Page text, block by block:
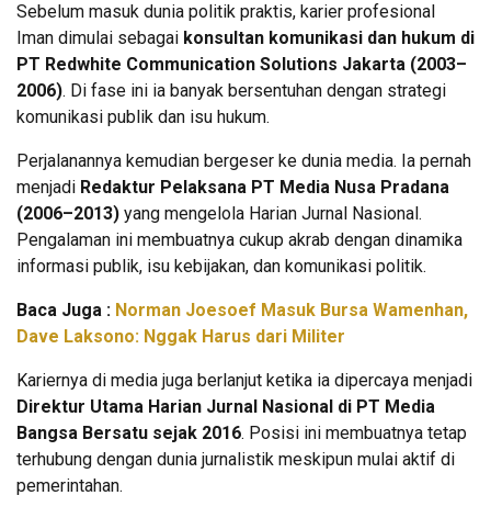
Sebelum masuk dunia politik praktis, karier profesional
Iman dimulai sebagai konsultan komunikasi dan hukum di
PT Redwhite Communication Solutions Jakarta (2003–
2006). Di fase ini ia banyak bersentuhan dengan strategi
komunikasi publik dan isu hukum.
Perjalanannya kemudian bergeser ke dunia media. Ia pernah
menjadi Redaktur Pelaksana PT Media Nusa Pradana
(2006–2013) yang mengelola Harian Jurnal Nasional.
Pengalaman ini membuatnya cukup akrab dengan dinamika
informasi publik, isu kebijakan, dan komunikasi politik.
Baca Juga : Norman Joesoef Masuk Bursa Wamenhan,
Dave Laksono: Nggak Harus dari Militer
Kariernya di media juga berlanjut ketika ia dipercaya menjadi
Direktur Utama Harian Jurnal Nasional di PT Media
Bangsa Bersatu sejak 2016. Posisi ini membuatnya tetap
terhubung dengan dunia jurnalistik meskipun mulai aktif di
pemerintahan.